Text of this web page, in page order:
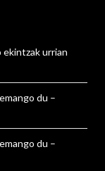
ekintzak urrian
du –
du –